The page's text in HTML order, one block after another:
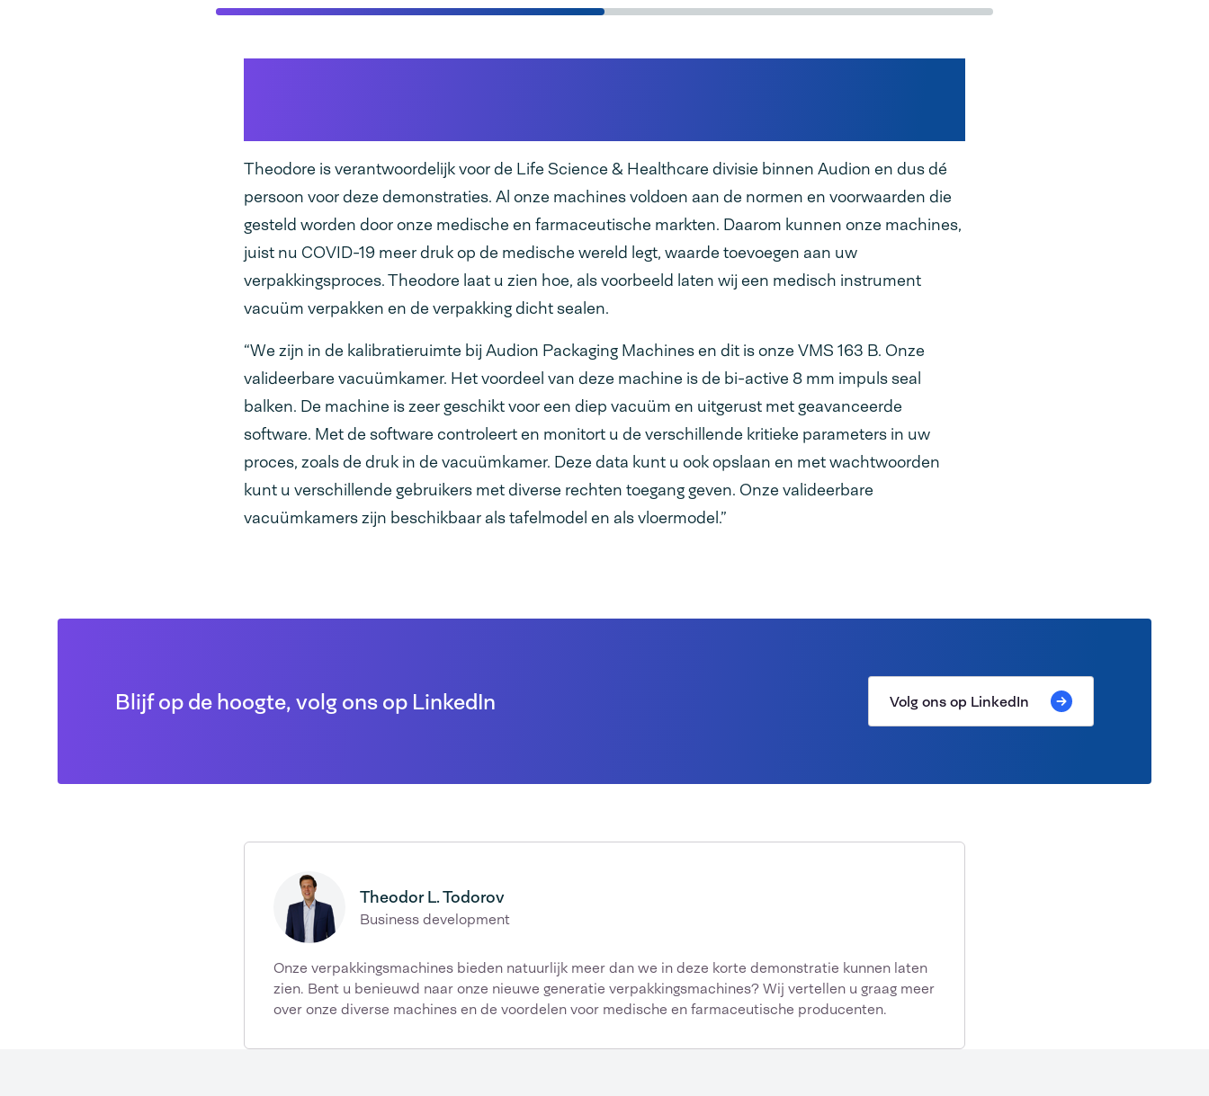
Theodore is verantwoordelijk voor de Life Science & Healthcare divisie binnen Audion en dus dé
persoon voor deze demonstraties. Al onze machines voldoen aan de normen en voorwaarden die
gesteld worden door onze medische en farmaceutische markten. Daarom kunnen onze machines,
juist nu COVID-19 meer druk op de medische wereld legt, waarde toevoegen aan uw
verpakkingsproces. Theodore laat u zien hoe, als voorbeeld laten wij een medisch instrument
vacuüm verpakken en de verpakking dicht sealen.
“We zijn in de kalibratieruimte bij Audion Packaging Machines en dit is onze VMS 163 B. Onze
valideerbare vacuümkamer. Het voordeel van deze machine is de bi-active 8 mm impuls seal
balken. De machine is zeer geschikt voor een diep vacuüm en uitgerust met geavanceerde
software. Met de software controleert en monitort u de verschillende kritieke parameters in uw
proces, zoals de druk in de vacuümkamer. Deze data kunt u ook opslaan en met wachtwoorden
kunt u verschillende gebruikers met diverse rechten toegang geven. Onze valideerbare
vacuümkamers zijn beschikbaar als tafelmodel en als vloermodel.”
Blijf op de hoogte, volg ons op LinkedIn Volg ons op LinkedIn
Theodor L. Todorov
Business development
Onze verpakkingsmachines bieden natuurlijk meer dan we in deze korte demonstratie kunnen laten
zien. Bent u benieuwd naar onze nieuwe generatie verpakkingsmachines? Wij vertellen u graag meer
over onze diverse machines en de voordelen voor medische en farmaceutische producenten.